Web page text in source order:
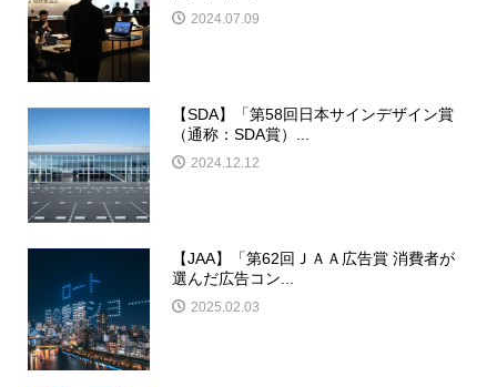
2024.07.09
【SDA】「第58回日本サインデザイン賞
（通称：SDA賞）...
2024.12.12
【JAA】「第62回ＪＡＡ広告賞 消費者が
選んだ広告コン...
2025.02.03